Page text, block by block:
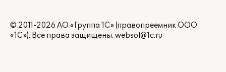
© 2011-2026 АО «Группа 1С» (правопреемник ООО
«1С»). Все права защищены. websol@1c.ru